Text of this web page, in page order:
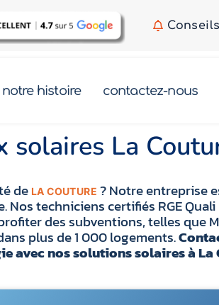
notre histoire contactez-nous
solaires La
de LA COUTURE ? Notre entreprise
Nos techniciens certifiés RGE
des subventions, telles que
plus de 1 000 logements.
avec nos solutions solaires à